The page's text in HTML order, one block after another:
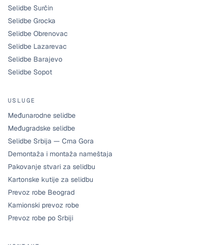
Selidbe Surčin
Selidbe Grocka
Selidbe Obrenovac
Selidbe Lazarevac
Selidbe Barajevo
Selidbe Sopot
USLUGE
Međunarodne selidbe
Međugradske selidbe
Selidbe Srbija — Crna Gora
Demontaža i montaža nameštaja
Pakovanje stvari za selidbu
Kartonske kutije za selidbu
Prevoz robe Beograd
Kamionski prevoz robe
Prevoz robe po Srbiji